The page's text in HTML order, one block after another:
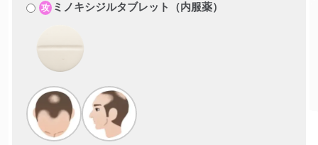
攻 ミノキシジルタブレット（内服薬）